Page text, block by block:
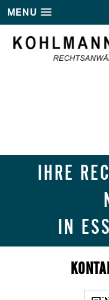
MENU
IHRE
IN